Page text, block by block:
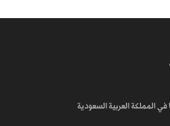
المملكة العربية السعودية